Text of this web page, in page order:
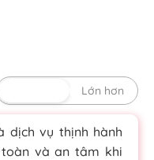
Lớn hơn
dịch vụ thịnh hành
toàn và an tâm khi